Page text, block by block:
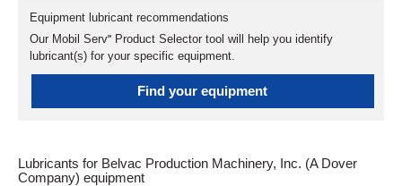
Equipment lubricant recommendations
Our Mobil Serv℠ Product Selector tool will help you identify
lubricant(s) for your specific equipment.
Find your equipment
Lubricants for Belvac Production Machinery, Inc. (A Dover
Company) equipment